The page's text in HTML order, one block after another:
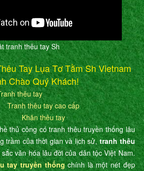
tranh thêu tay Sh
Tay Lụa Tơ Tằm Sh Vietnam
Chào Quý Khách!
thêu tay
Tranh thêu tay cao cấp
Khăn thêu tay
thủ công có tranh thêu truyền thống lâu
trầm của thời gian và lịch sử,tranh thêu
văn hóa lâu đời của dân tộc Việt Nam.
tay truyền thốngchính là một nét đẹp